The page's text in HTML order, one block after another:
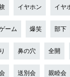
イヤホン イヤ
ーム 爆笑 部下
鼻の穴 全開
送別会 親睦会